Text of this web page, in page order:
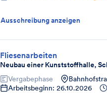
Ausschreibung anzeigen
Fliesenarbeiten
Neubau einer Kunststoffhalle,
Vergabephase
Arbeitsbeginn: 26.10.2026